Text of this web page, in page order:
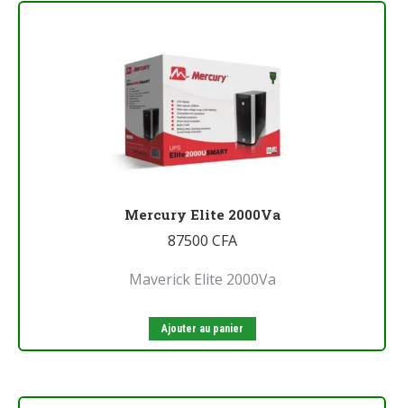
Mercury Elite 2000Va
87500 CFA
Maverick Elite 2000Va
Ajouter au panier